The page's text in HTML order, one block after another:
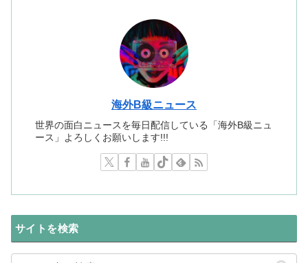
海外B級ニュース
世界の面白ニュースを毎日配信している「海外B級ニュ
ース」よろしくお願いします!!!
サイトを検索